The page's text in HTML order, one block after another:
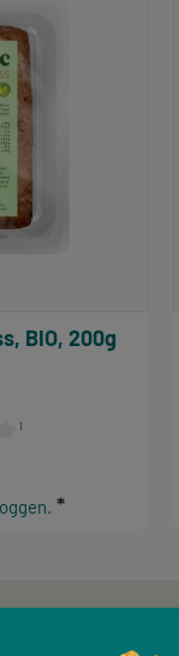
¹
BIO, 200g